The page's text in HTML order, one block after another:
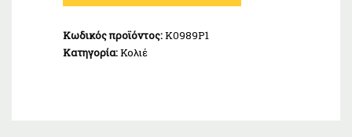
Xρυσό
ποσότητα
Κωδικός προϊόντος:Κ0989Ρ1
Κατηγορία:Κολιέ